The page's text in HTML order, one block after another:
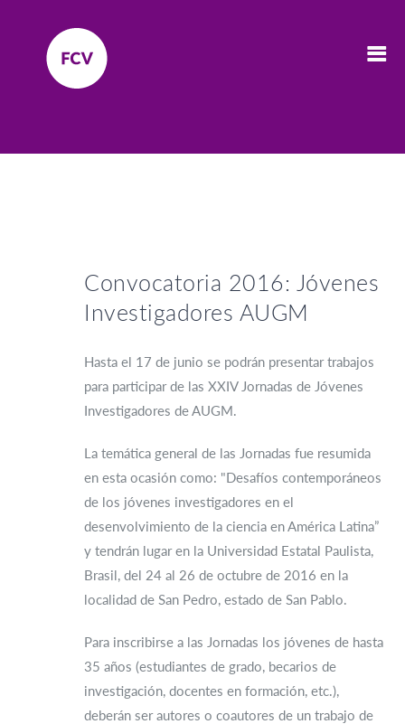
Convocatoria 2016: Jóvenes
Investigadores AUGM
Hasta el 17 de junio se podrán presentar trabajos
para participar de las XXIV Jornadas de Jóvenes
Investigadores de AUGM.
La temática general de las Jornadas fue resumida
en esta ocasión como: "Desafíos contemporáneos
de los jóvenes investigadores en el
desenvolvimiento de la ciencia en América Latina”
y tendrán lugar en la Universidad Estatal Paulista,
Brasil, del 24 al 26 de octubre de 2016 en la
localidad de San Pedro, estado de San Pablo.
Para inscribirse a las Jornadas los jóvenes de hasta
35 años (estudiantes de grado, becarios de
investigación, docentes en formación, etc.),
deberán ser autores o coautores de un trabajo de